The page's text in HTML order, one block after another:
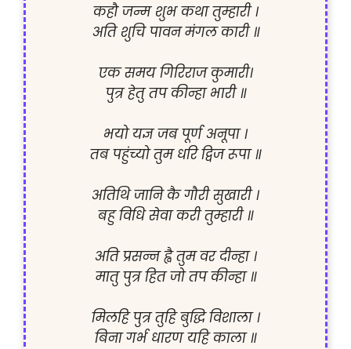
कहौ जन्म शुभ कथा तुम्हारी ।
अति शुचि पावन मंगल कारी ॥
एक समय गिरिराज कुमारी।
पुत्र हेतु तप कीन्हा भारी ॥
भयो यज्ञ जब पूर्ण अनूपा ।
तब पहुंच्यो तुम धरि द्विज रूपा ॥
अतिथि जानि कै गौरी सुखारी ।
बहु विधि सेवा करी तुम्हारी ॥
अति प्रसन्न ह्वै तुम वर दीन्हा ।
मातु पुत्र हित जो तप कीन्हा ॥
मिलहि पुत्र तुहि बुद्धि विशाला ।
बिना गर्भ धारण यहि काला ॥